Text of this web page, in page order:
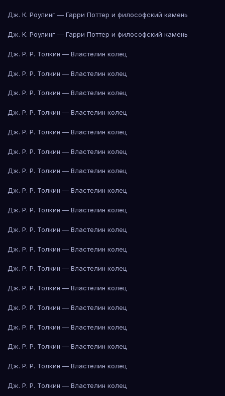
Дж. К. Роулинг — Гарри Поттер и философский камень
Дж. К. Роулинг — Гарри Поттер и философский камень
Дж. Р. Р. Толкин — Властелин колец
Дж. Р. Р. Толкин — Властелин колец
Дж. Р. Р. Толкин — Властелин колец
Дж. Р. Р. Толкин — Властелин колец
Дж. Р. Р. Толкин — Властелин колец
Дж. Р. Р. Толкин — Властелин колец
Дж. Р. Р. Толкин — Властелин колец
Дж. Р. Р. Толкин — Властелин колец
Дж. Р. Р. Толкин — Властелин колец
Дж. Р. Р. Толкин — Властелин колец
Дж. Р. Р. Толкин — Властелин колец
Дж. Р. Р. Толкин — Властелин колец
Дж. Р. Р. Толкин — Властелин колец
Дж. Р. Р. Толкин — Властелин колец
Дж. Р. Р. Толкин — Властелин колец
Дж. Р. Р. Толкин — Властелин колец
Дж. Р. Р. Толкин — Властелин колец
Дж. Р. Р. Толкин — Властелин колец